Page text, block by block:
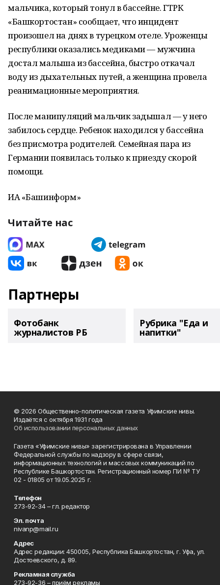
мальчика, который тонул в бассейне. ГТРК
«Башкортостан» сообщает, что инцидент
произошел на днях в турецком отеле. Уроженцы
республики оказались медиками — мужчина
достал малыша из бассейна, быстро откачал
воду из дыхательных путей, а женщина провела
реанимационные мероприятия.
После манипуляций мальчик задышал — у него
забилось сердце. Ребенок находился у бассейна
без присмотра родителей. Семейная пара из
Германии появилась только к приезду скорой
помощи.
ИА «Башинформ»
Читайте нас
Партнеры
Фотобанк
журналистов РБ
Рубрика "Еда и
напитки"
© 2026 Общественно-политическая газета Уфимские нивы.
Издаётся с октября 1931 года
Об использовании персональных данных
Газета «Уфимские нивы» зарегистрирована в Управлении
Федеральной службы по надзору в сфере связи,
информационных технологий и массовых коммуникаций по
Республике Башкортостан. Регистрационный номер ПИ № ТУ
02 - 01805 от 19.05.2025 г.
Телефон
273-92-34 – гл. редактор
Эл. почта
nivanp@mail.ru
Адрес
Адрес редакции: 450005, Республика Башкортостан, г. Уфа, ул.
Достоевского, д. 89.
Рекламная служба
273-92-36 – приём рекламы